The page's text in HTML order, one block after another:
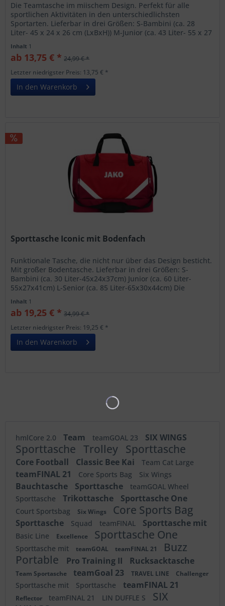
Die Teamtasche im miischem Design. Perfekt für alle
sportlichen Aktivitäten in den unterschiedlichsten
Sportarten. Lieferbar in drei Größen: S-Bambini (ca. 28
Liter- 45 x 24 x 26 cm (LxBxH)) M-Junior (ca. 43 Liter- 55 x 27
Inhalt 1
ab 13,75 € * 24,99 € *
Letzter niedrigster Preis: 13,75 € *
In den Warenkorb
Sporttasche Iconic mit Bodenfach
Funktionale Tasche, die nicht nur über das Design besticht.
Mit großer Bodentasche. Lieferbar in drei Größen: S-
Bambini (ca. 30 Liter-45x24x37cm) Junior (ca. 60 Liter-
55x27x41cm) L-Senior (ca. 85 Liter-65x30x44cm) Die
Inhalt 1
ab 19,25 € * 34,99 € *
Letzter niedrigster Preis: 19,25 € *
In den Warenkorb
hmlCore 2.0 Team teamGOAL 23 SIX WINGS
Sporttasche Trolley Sporttasche
Core Football Classic Bee Kai Team Cat Large
teamFINAL 21 Core Sports Bag Six Wings
Bauchtasche Sporttasche
teamGOAL Wheel
Sporttasche
Trikottasche Sporttasche One
Court Sportsbag Six Wings Core Sports Bag
Sporttasche Squad teamFINAL Sporttasche mit
Basic Line Excellence Sporttasche One
Sporttasche mit teamGOAL teamFINAL 21
Buzz
Portable
Pro Training II Rucksacktasche
Team Sportasche teamGoal 23 TRAVEL LINE Challenger
Sporttasche mit Sporttasche teamFINAL 21
Reflector teamFINAL 21 LIN DUFFLE S
SIX